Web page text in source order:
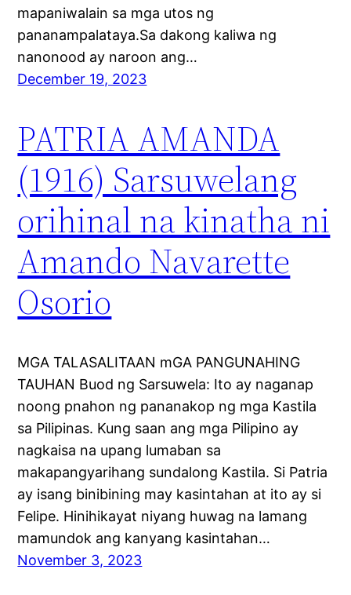
mapaniwalain sa mga utos ng
pananampalataya.Sa dakong kaliwa ng
nanonood ay naroon ang…
December 19, 2023
PATRIA AMANDA
(1916) Sarsuwelang
orihinal na kinatha ni
Amando Navarette
Osorio
MGA TALASALITAAN mGA PANGUNAHING
TAUHAN Buod ng Sarsuwela: Ito ay naganap
noong pnahon ng pananakop ng mga Kastila
sa Pilipinas. Kung saan ang mga Pilipino ay
nagkaisa na upang lumaban sa
makapangyarihang sundalong Kastila. Si Patria
ay isang binibining may kasintahan at ito ay si
Felipe. Hinihikayat niyang huwag na lamang
mamundok ang kanyang kasintahan…
November 3, 2023